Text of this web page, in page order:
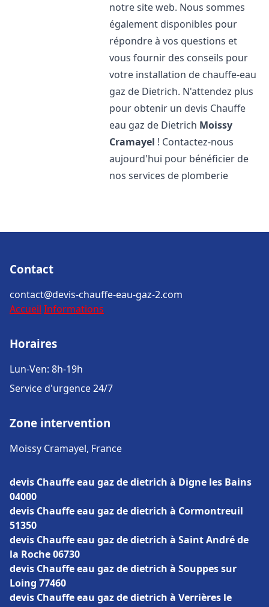
notre site web. Nous sommes
également disponibles pour
répondre à vos questions et
vous fournir des conseils pour
votre installation de chauffe-eau
gaz de Dietrich. N'attendez plus
pour obtenir un devis Chauffe
eau gaz de Dietrich Moissy
Cramayel ! Contactez-nous
aujourd'hui pour bénéficier de
nos services de plomberie
Contact
contact@devis-chauffe-eau-gaz-2.com
Accueil Informations
Horaires
Lun-Ven: 8h-19h
Service d'urgence 24/7
Zone intervention
Moissy Cramayel, France
devis Chauffe eau gaz de dietrich à Digne les Bains
04000
devis Chauffe eau gaz de dietrich à Cormontreuil
51350
devis Chauffe eau gaz de dietrich à Saint André de
la Roche 06730
devis Chauffe eau gaz de dietrich à Souppes sur
Loing 77460
devis Chauffe eau gaz de dietrich à Verrières le